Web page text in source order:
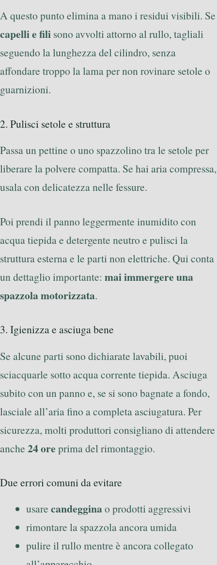
A questo punto elimina a mano i residui visibili. Se
capelli e fili sono avvolti attorno al rullo, tagliali
seguendo la lunghezza del cilindro, senza
affondare troppo la lama per non rovinare setole o
guarnizioni.
2. Pulisci setole e struttura
Passa un pettine o uno spazzolino tra le setole per
liberare la polvere compatta. Se hai aria compressa,
usala con delicatezza nelle fessure.
Poi prendi il panno leggermente inumidito con
acqua tiepida e detergente neutro e pulisci la
struttura esterna e le parti non elettriche. Qui conta
un dettaglio importante: mai immergere una
spazzola motorizzata.
3. Igienizza e asciuga bene
Se alcune parti sono dichiarate lavabili, puoi
sciacquarle sotto acqua corrente tiepida. Asciuga
subito con un panno e, se si sono bagnate a fondo,
lasciale all’aria fino a completa asciugatura. Per
sicurezza, molti produttori consigliano di attendere
anche 24 ore prima del rimontaggio.
Due errori comuni da evitare
usare candegginao prodotti aggressivi
rimontare la spazzola ancora umida
pulire il rullo mentre è ancora collegato